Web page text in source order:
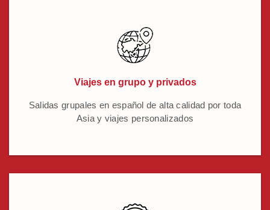
Viajes en grupo y privados
Salidas grupales en español de alta calidad por toda
Asia y viajes personalizados